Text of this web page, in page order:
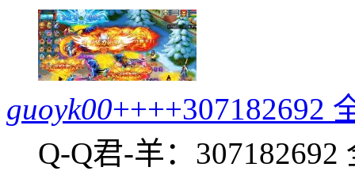
guoyk00++++307182692
Q-Q君-羊：